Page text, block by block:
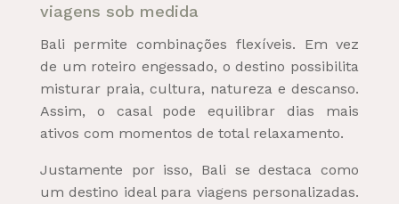
viagens sob medida
Bali permite combinações flexíveis. Em vez
de um roteiro engessado, o destino possibilita
misturar praia, cultura, natureza e descanso.
Assim, o casal pode equilibrar dias mais
ativos com momentos de total relaxamento.
Justamente por isso, Bali se destaca como
um destino ideal para viagens personalizadas.